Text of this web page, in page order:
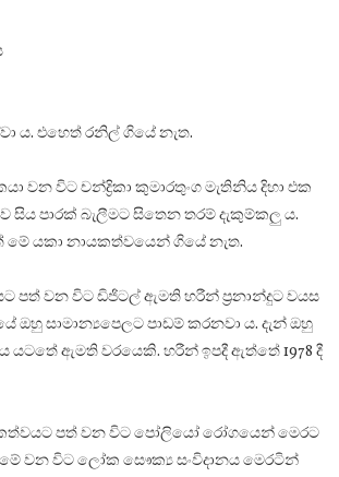
ය. එහෙත් රනිල් ගියේ නැත.
වන විට චන්ද්‍රිකා කුමාරතුංග මැතිනිය දිහා එක
සිය පාරක් බැලීමට සිතෙන තරම් දැකුම්කලු ය.
මේ යකා නායකත්වයෙන් ගියේ නැත.
පත් වන විට ඩිජිටල් ඇමති හරීන් ප්‍රනාන්දුට වයස
ඔහු සාමාන්‍යපෙලට පාඩම් කරනවා ය. දැන් ඔහු
යටතේ ඇමති වරයෙකි. හරීන් ඉපදී ඇත්තේ 1978 දී
පත් වන විට පෝලියෝ රෝගයෙන් මෙරට
මේ වන විට ලෝක සෞක්‍ය සංවිදානය මෙරටින්